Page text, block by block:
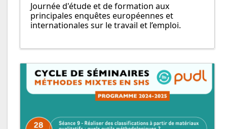
Journée d'étude et de formation aux
principales enquêtes européennes et
internationales sur le travail et l’emploi.